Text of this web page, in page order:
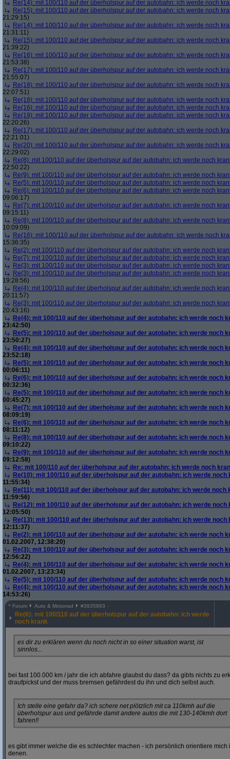
Re(14): mit 100/110 auf der überholspur auf der autobahn: ich werde noch
Re(15): mit 100/110 auf der überholspur auf der autobahn: ich werde noch
21:29:15)
Re(14): mit 100/110 auf der überholspur auf der autobahn: ich werde noch
21:31:11)
Re(15): mit 100/110 auf der überholspur auf der autobahn: ich werde noch
21:39:22)
Re(16): mit 100/110 auf der überholspur auf der autobahn: ich werde noch
21:53:38)
Re(17): mit 100/110 auf der überholspur auf der autobahn: ich werde noch
21:55:07)
Re(18): mit 100/110 auf der überholspur auf der autobahn: ich werde noch
22:07:51)
Re(18): mit 100/110 auf der überholspur auf der autobahn: ich werde noch
Re(16): mit 100/110 auf der überholspur auf der autobahn: ich werde noch
Re(19): mit 100/110 auf der überholspur auf der autobahn: ich werde noch
22:20:26)
Re(17): mit 100/110 auf der überholspur auf der autobahn: ich werde noch
22:21:01)
Re(20): mit 100/110 auf der überholspur auf der autobahn: ich werde noch
22:29:02)
Re(8): mit 100/110 auf der überholspur auf der autobahn: ich werde noch
22:50:22)
Re(9): mit 100/110 auf der überholspur auf der autobahn: ich werde noch
Re(5): mit 100/110 auf der überholspur auf der autobahn: ich werde noch
Re(6): mit 100/110 auf der überholspur auf der autobahn: ich werde noch
09:06:17)
Re(7): mit 100/110 auf der überholspur auf der autobahn: ich werde noch
09:15:11)
Re(8): mit 100/110 auf der überholspur auf der autobahn: ich werde noch
10:09:09)
Re(16): mit 100/110 auf der überholspur auf der autobahn: ich werde noch
15:36:35)
Re(2): mit 100/110 auf der überholspur auf der autobahn: ich werde noch
Re(7): mit 100/110 auf der überholspur auf der autobahn: ich werde noch
Re(3): mit 100/110 auf der überholspur auf der autobahn: ich werde noch
Re(3): mit 100/110 auf der überholspur auf der autobahn: ich werde noch
19:28:56)
Re(4): mit 100/110 auf der überholspur auf der autobahn: ich werde noch
20:11:57)
Re(3): mit 100/110 auf der überholspur auf der autobahn: ich werde noch
20:43:16)
Re(4): mit 100/110 auf der überholspur auf der autobahn: ich werde noch
23:42:50)
Re(5): mit 100/110 auf der überholspur auf der autobahn: ich werde noch
23:50:27)
Re(4): mit 100/110 auf der überholspur auf der autobahn: ich werde noch
23:52:18)
Re(5): mit 100/110 auf der überholspur auf der autobahn: ich werde noch
00:06:11)
Re(6): mit 100/110 auf der überholspur auf der autobahn: ich werde noch
00:32:36)
Re(5): mit 100/110 auf der überholspur auf der autobahn: ich werde noch
00:45:27)
Re(7): mit 100/110 auf der überholspur auf der autobahn: ich werde noch
08:09:19)
Re(6): mit 100/110 auf der überholspur auf der autobahn: ich werde noch
08:11:12)
Re(8): mit 100/110 auf der überholspur auf der autobahn: ich werde noch
09:10:22)
Re(9): mit 100/110 auf der überholspur auf der autobahn: ich werde noch
09:12:58)
Re: mit 100/110 auf der überholspur auf der autobahn: ich werde noch
Re(10): mit 100/110 auf der überholspur auf der autobahn: ich werde noch
11:55:34)
Re(11): mit 100/110 auf der überholspur auf der autobahn: ich werde noch
11:59:56)
Re(12): mit 100/110 auf der überholspur auf der autobahn: ich werde noch
12:05:50)
Re(13): mit 100/110 auf der überholspur auf der autobahn: ich werde noch
12:11:37)
Re(2): mit 100/110 auf der überholspur auf der autobahn: ich werde noch
01.02.2007, 12:38:20)
Re(3): mit 100/110 auf der überholspur auf der autobahn: ich werde noch
12:56:22)
Re(4): mit 100/110 auf der überholspur auf der autobahn: ich werde noch
01.02.2007, 13:23:34)
Re(5): mit 100/110 auf der überholspur auf der autobahn: ich werde noch
Re(4): mit 100/110 auf der überholspur auf der autobahn: ich werde noch
14:53:26)
^ Forum Auto & Motorrad #3935893
Re(6): mit 100/110 auf der überholspur auf der autobahn: ich werde
noch krank
es dir zu erklären wenn du noch nicht in so einer situation warst, ist
sinnlos...
bei fast 100.000 km / jahr die ich abfahre glaubst du dass? da gibts nichts zu
draufpickst und der muss bremsen gefährdest du ihn und dich selbst auch.
Ich stelle eine gefahr da? ich schere net plötzlich mit ca 110kmh auf die
überholspur aus und gefährde damit andere autos die mit 130-140kmh dort
fahren!!
es gibt immer welche die es schlechter machen - ich persönlich orientiere
denen.